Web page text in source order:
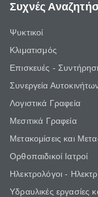
Συχνές
Ψυκτικοί
Κλιματισμός
Επισκευές -
Συνεργεία
Λογιστικά Γραφεία
Μεσιτικά Γραφεία
Μετακομίσεις και
Ορθοπαιδικοί Ιατροί
Ηλεκτρολόγοι -
Υδραυλικές εργασίες